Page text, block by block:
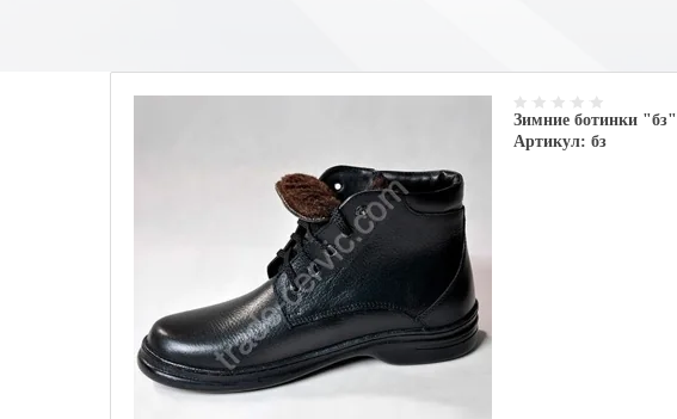
Зимние ботинки "бз"
Артикул: бз